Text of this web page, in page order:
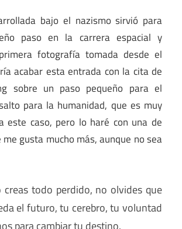
bajo el nazismo sirvió para
paso en la carrera espacial y
fotografía tomada desde el
acabar esta entrada con la cita de
sobre un paso pequeño para el
para la humanidad, que es muy
este caso, pero lo haré con una de
gusta mucho más, aunque no sea
creas todo perdido, no olvides que
el futuro, tu cerebro, tu voluntad